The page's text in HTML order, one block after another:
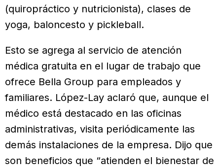
(quiropráctico y nutricionista), clases de
yoga, baloncesto y pickleball.
Esto se agrega al servicio de atención
médica gratuita en el lugar de trabajo que
ofrece Bella Group para empleados y
familiares. López-Lay aclaró que, aunque el
médico está destacado en las oficinas
administrativas, visita periódicamente las
demás instalaciones de la empresa. Dijo que
son beneficios que “atienden el bienestar de